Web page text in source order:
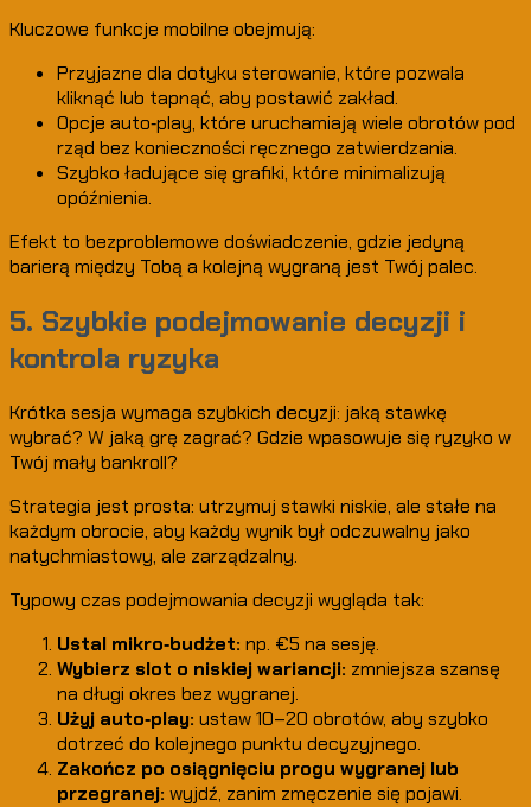
Kluczowe funkcje mobilne obejmują:
Przyjazne dla dotyku sterowanie, które pozwala
kliknąć lub tapnąć, aby postawić zakład.
Opcje auto‑play, które uruchamiają wiele obrotów pod
rząd bez konieczności ręcznego zatwierdzania.
Szybko ładujące się grafiki, które minimalizują
opóźnienia.
Efekt to bezproblemowe doświadczenie, gdzie jedyną
barierą między Tobą a kolejną wygraną jest Twój palec.
5. Szybkie podejmowanie decyzji i
kontrola ryzyka
Krótka sesja wymaga szybkich decyzji: jaką stawkę
wybrać? W jaką grę zagrać? Gdzie wpasowuje się ryzyko w
Twój mały bankroll?
Strategia jest prosta: utrzymuj stawki niskie, ale stałe na
każdym obrocie, aby każdy wynik był odczuwalny jako
natychmiastowy, ale zarządzalny.
Typowy czas podejmowania decyzji wygląda tak:
Ustal mikro‑budżet: np. €5 na sesję.
Wybierz slot o niskiej wariancji: zmniejsza szansę
na długi okres bez wygranej.
Użyj auto‑play: ustaw 10–20 obrotów, aby szybko
dotrzeć do kolejnego punktu decyzyjnego.
Zakończ po osiągnięciu progu wygranej lub
przegranej: wyjdź, zanim zmęczenie się pojawi.